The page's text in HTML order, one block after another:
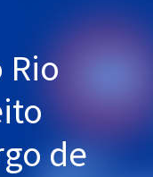
Rio
de